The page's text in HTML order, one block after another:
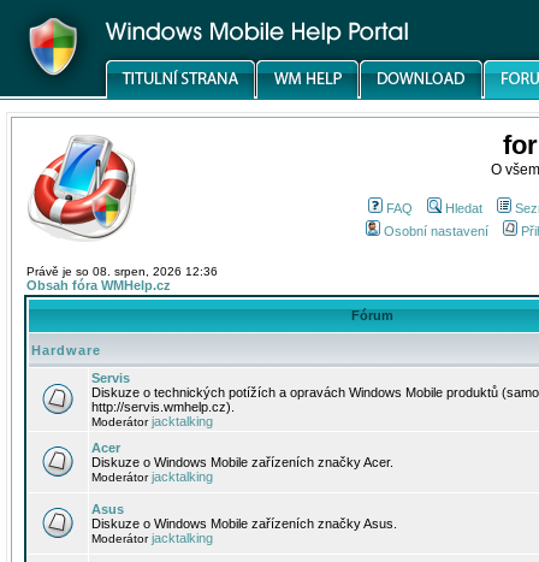
O
FAQ Hledat
Osobní nastavení
Právě je so 08. srpen, 2026 12:36
Obsah fóra WMHelp.cz
Fórum
Hardware
Servis
Diskuze o technických potížích a opravách Windows Mobile produktů
http://servis.wmhelp.cz).
Moderátorjacktalking
Acer
Diskuze o Windows Mobile zařízeních značky Acer.
Moderátorjacktalking
Asus
Diskuze o Windows Mobile zařízeních značky Asus.
Moderátorjacktalking